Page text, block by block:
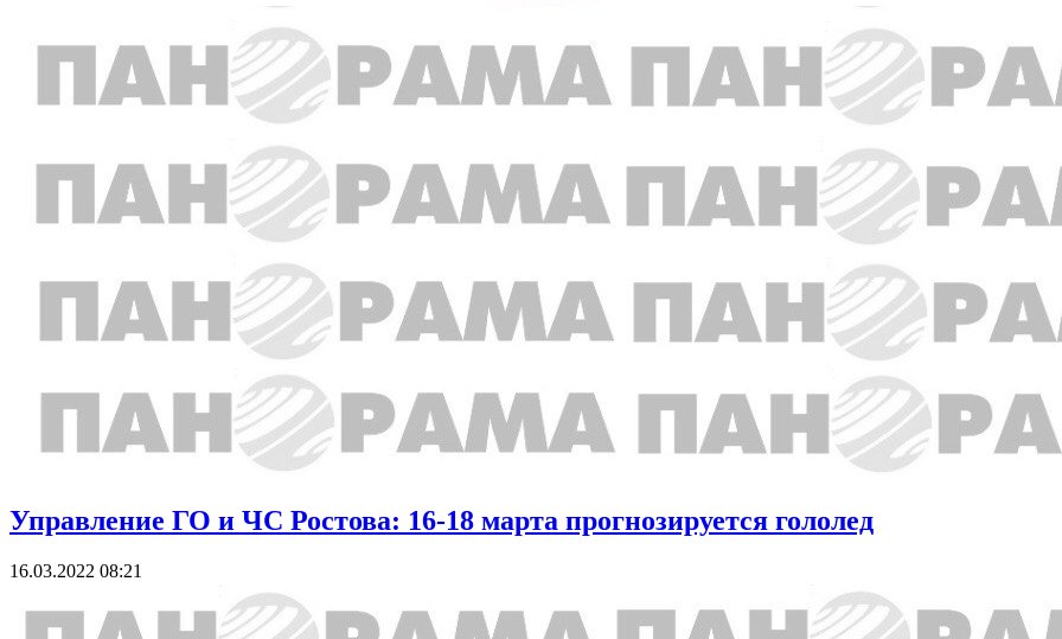
Управление ГО и ЧС Ростова: 16-18 марта прогнозируется гололед
16.03.2022 08:21